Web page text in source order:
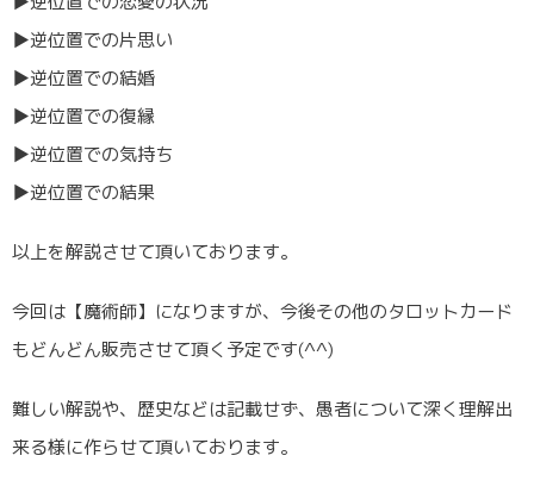
▶︎逆位置での片思い
▶︎逆位置での結婚
▶︎逆位置での復縁
▶︎逆位置での気持ち
▶︎逆位置での結果
以上を解説させて頂いております。
今回は【魔術師】になりますが、今後その他のタロットカード
もどんどん販売させて頂く予定です(^^)
難しい解説や、歴史などは記載せず、愚者について深く理解出
来る様に作らせて頂いております。